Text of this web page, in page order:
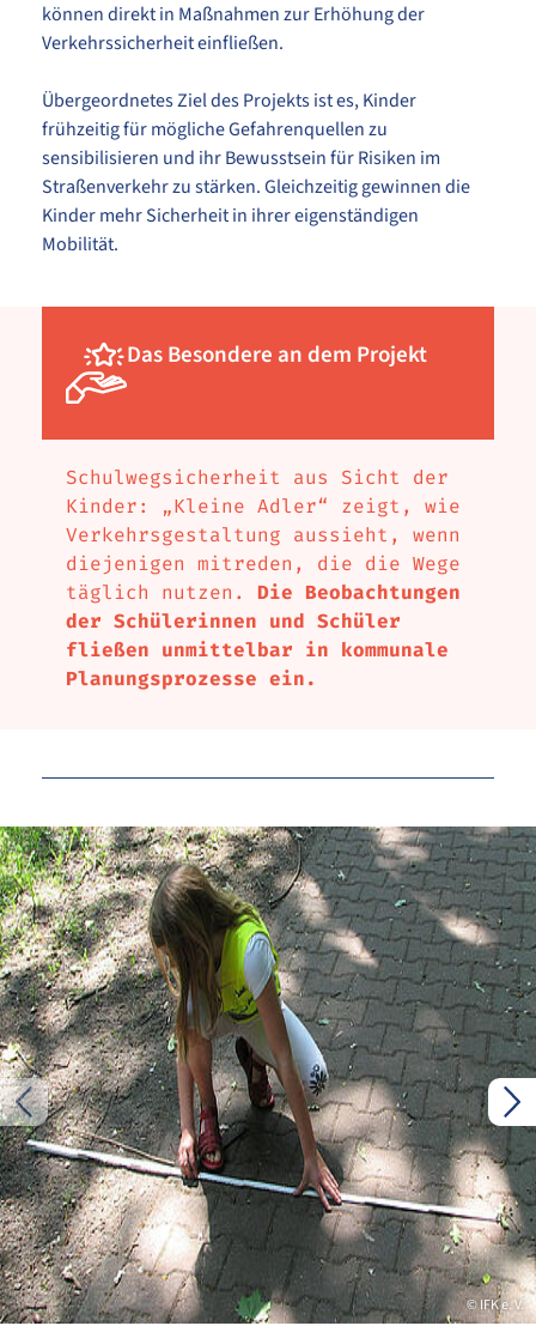
können direkt in Maßnahmen zur Erhöhung der
Verkehrssicherheit einfließen.
Übergeordnetes Ziel des Projekts ist es, Kinder
frühzeitig für mögliche Gefahrenquellen zu
sensibilisieren und ihr Bewusstsein für Risiken im
Straßenverkehr zu stärken. Gleichzeitig gewinnen die
Kinder mehr Sicherheit in ihrer eigenständigen
Mobilität.
Das Besondere an dem Projekt
Schulwegsicherheit aus Sicht der
Kinder: „Kleine Adler“ zeigt, wie
Verkehrsgestaltung aussieht, wenn
diejenigen mitreden, die die Wege
täglich nutzen. Die Beobachtungen
der Schülerinnen und Schüler
fließen unmittelbar in kommunale
Planungsprozesse ein.
© IFK e. V.